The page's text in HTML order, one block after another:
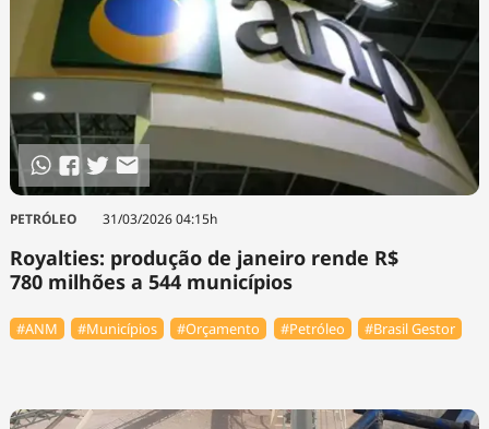
PETRÓLEO 31/03/2026 04:15h
Royalties: produção de janeiro rende R$
780 milhões a 544 municípios
#ANM #Municípios #Orçamento #Petróleo #Brasil Gestor